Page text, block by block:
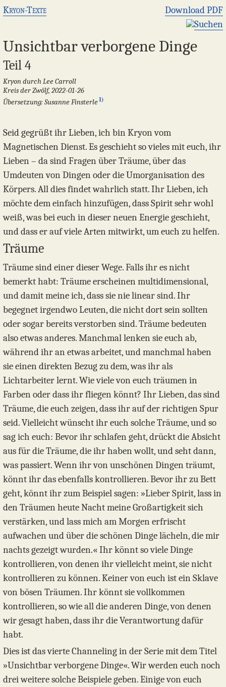
Kryon-Texte
Download PDF
Suchen
Unsichtbar verborgene Dinge
Teil 4
Kryon durch Lee Carroll
Kreis der Zwölf, 2022-01-26
Übersetzung: Susanne Finsterle1)
Seid gegrüßt ihr Lieben, ich bin Kryon vom
Magnetischen Dienst. Es geschieht so vieles mit euch, ihr
Lieben – da sind Fragen über Träume, über das
Umdeuten von Dingen oder die Umorganisation des
Körpers. All dies findet wahrlich statt. Ihr Lieben, ich
möchte dem einfach hinzufügen, dass Spirit sehr wohl
weiß, was bei euch in dieser neuen Energie geschieht,
und dass er auf viele Arten mitwirkt, um euch zu helfen.
Träume
Träume sind einer dieser Wege. Falls ihr es nicht
bemerkt habt: Träume erscheinen multidimensional,
und damit meine ich, dass sie nie linear sind. Ihr
begegnet irgendwo Leuten, die nicht dort sein sollten
oder sogar bereits verstorben sind. Träume bedeuten
also etwas anderes. Manchmal lenken sie euch ab,
während ihr an etwas arbeitet, und manchmal haben
sie einen direkten Bezug zu dem, was ihr als
Lichtarbeiter lernt. Wie viele von euch träumen in
Farben oder dass ihr fliegen könnt? Ihr Lieben, das sind
Träume, die euch zeigen, dass ihr auf der richtigen Spur
seid. Vielleicht wünscht ihr euch solche Träume, und so
sag ich euch: Bevor ihr schlafen geht, drückt die Absicht
aus für die Träume, die ihr haben wollt, und seht dann,
was passiert. Wenn ihr von unschönen Dingen träumt,
könnt ihr das ebenfalls kontrollieren. Bevor ihr zu Bett
geht, könnt ihr zum Beispiel sagen: »Lieber Spirit, lass in
den Träumen heute Nacht meine Großartigkeit sich
verstärken, und lass mich am Morgen erfrischt
aufwachen und über die schönen Dinge lächeln, die mir
nachts gezeigt wurden.« Ihr könnt so viele Dinge
kontrollieren, von denen ihr vielleicht meint, sie nicht
kontrollieren zu können. Keiner von euch ist ein Sklave
von bösen Träumen. Ihr könnt sie vollkommen
kontrollieren, so wie all die anderen Dinge, von denen
wir gesagt haben, dass ihr die Verantwortung dafür
habt.
Dies ist das vierte Channeling in der Serie mit dem Titel
»Unsichtbar verborgene Dinge«. Wir werden euch noch
drei weitere solche Beispiele geben. Einige von euch